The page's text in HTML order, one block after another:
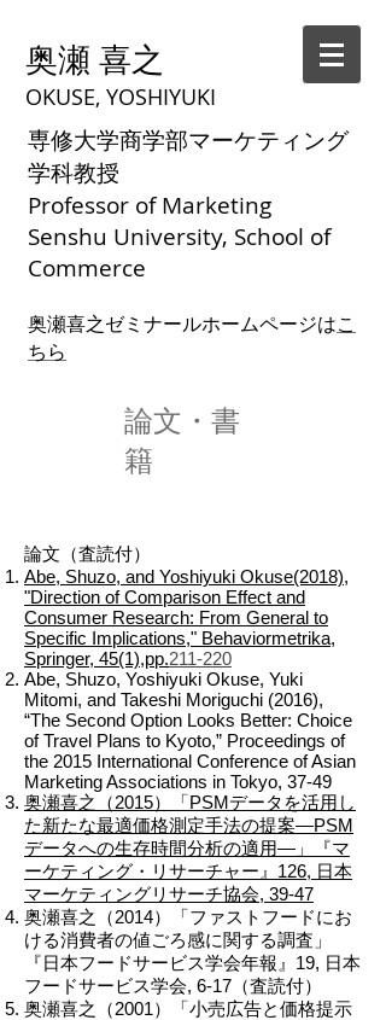
奥瀬 喜之
OKUSE, YOSHIYUKI
専修大学商学部マーケティング
学科教授
Professor of Marketing
Senshu University, School of
Commerce
奥瀬喜之ゼミナールホームページはこ
ちら
論文・書
籍
論文（査読付）
Abe, Shuzo, and Yoshiyuki Okuse(2018),
"Direction of Comparison Effect and
Consumer Research: From General to
Specific Implications," Behaviormetrika,
Springer, 45(1),pp.211-220
Abe, Shuzo, Yoshiyuki Okuse, Yuki
Mitomi, and Takeshi Moriguchi (2016),
“The Second Option Looks Better: Choice
of Travel Plans to Kyoto,” Proceedings of
the 2015 International Conference of Asian
Marketing Associations in Tokyo, 37-49
奥瀬喜之（2015）「PSMデータを活用し
た新たな最適価格測定手法の提案―PSM
データへの生存時間分析の適用―」『マ
ーケティング・リサーチャー』126, 日本
マーケティングリサーチ協会, 39-47
奥瀬喜之（2014）「ファストフードにお
ける消費者の値ごろ感に関する調査」
『日本フードサービス学会年報』19, 日本
フードサービス学会, 6-17（査読付）
奥瀬喜之（2001）「小売広告と価格提示